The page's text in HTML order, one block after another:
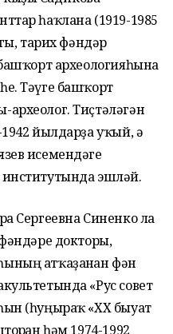
һаҡлана (1919-1985
тарих фәндәр
археологияһына
Тәүге башҡорт
Тиҫтәләгән
йылдарҙа уҡый, ә
исемендәге
эшләй.
Сергеевна Синенко ла
докторы,
атҡаҙанған фән
«Рус совет
(һуңыраҡ «ХХ быуат
һәм 1974-1992